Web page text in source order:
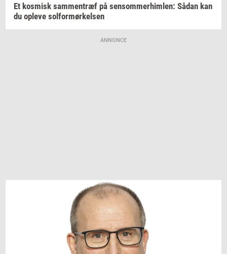
Et kos­misk sam­men­træf på sen­som­mer­him­len: Sådan kan
du op­le­ve sol­for­mør­kel­sen
ANNONCE